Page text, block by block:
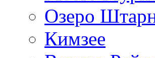
Озеро
Кимзее